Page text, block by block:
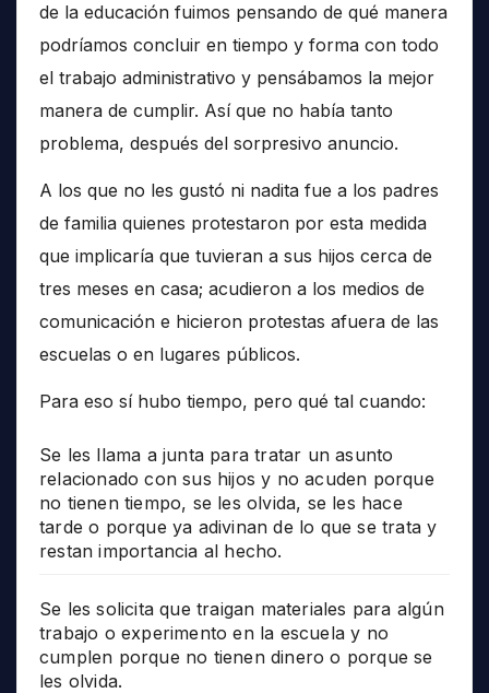
de la educación fuimos pensando de qué manera
podríamos concluir en tiempo y forma con todo
el trabajo administrativo y pensábamos la mejor
manera de cumplir. Así que no había tanto
problema, después del sorpresivo anuncio.
A los que no les gustó ni nadita fue a los padres
de familia quienes protestaron por esta medida
que implicaría que tuvieran a sus hijos cerca de
tres meses en casa; acudieron a los medios de
comunicación e hicieron protestas afuera de las
escuelas o en lugares públicos.
Para eso sí hubo tiempo, pero qué tal cuando:
Se les llama a junta para tratar un asunto
relacionado con sus hijos y no acuden porque
no tienen tiempo, se les olvida, se les hace
tarde o porque ya adivinan de lo que se trata y
restan importancia al hecho.
Se les solicita que traigan materiales para algún
trabajo o experimento en la escuela y no
cumplen porque no tienen dinero o porque se
les olvida.